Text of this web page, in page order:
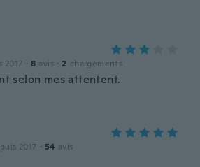
2017 · 8 avis · 2 chargements
selon mes attentent.
2017 · 54 avis